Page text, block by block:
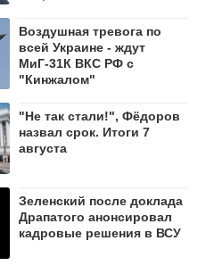
Воздушная тревога по
всей Украине - ждут
МиГ-31К ВКС РФ с
"Кинжалом"
"Не так стали!", Фёдоров
назвал срок. Итоги 7
августа
Зеленский после доклада
Драпатого анонсировал
кадровые решения в ВСУ